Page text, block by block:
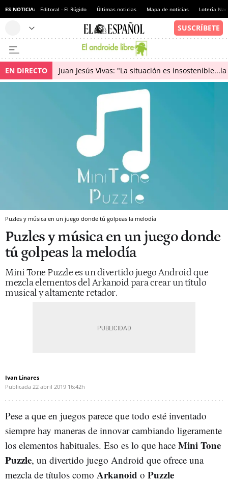
ES NOTICIA: Editoral - El Rúgido Últimas noticias Mapa de noticias Lotería
EN DIRECTO Juan Jesús Vivas: "La situación es
Puzles y música en un juego donde tú golpeas la melodía
Puzles y música en un juego donde
tú golpeas la melodía
Mini Tone Puzzle es un divertido juego Android que
mezcla elementos del Arkanoid para crear un título
musical y altamente retador.
Ivan Linares
Publicada 22 abril 2019 16:42h
Pese a que en juegos parece que todo esté inventado
siempre hay maneras de innovar cambiando ligeramente
los elementos habituales. Eso es lo que hace Mini Tone
Puzzle, un divertido juego Android que ofrece una
mezcla de títulos como Arkanoid o Puzzle